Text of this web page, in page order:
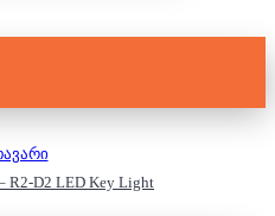
R2-D2 LED Key Light